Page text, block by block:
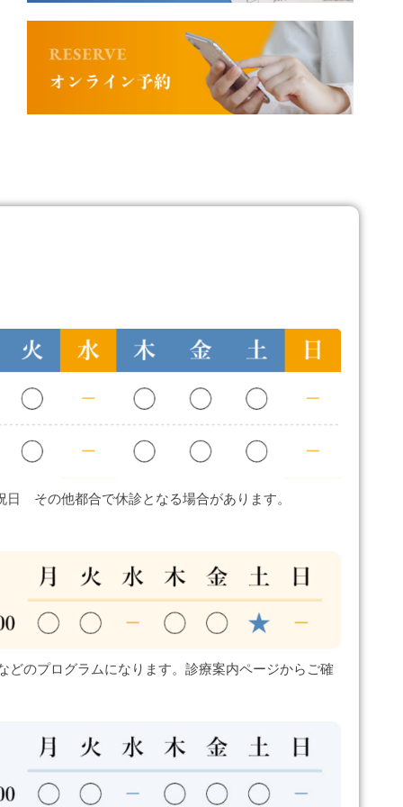
その他都合で休診となる場合があります。
どのプログラムになります。診療案内ページからご確